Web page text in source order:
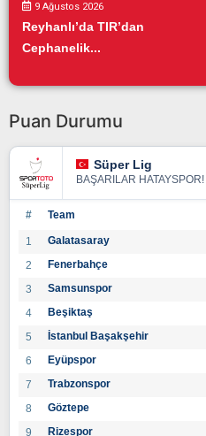
9 Ağustos 2026
Reyhanlı’da TIR’dan
Cephanelik...
Puan Durumu
Süper Lig
BAŞARILAR HATAYSPOR!
# Team
1 Galatasaray
2
Fenerbahçe
3
Samsunspor
4
Beşiktaş
5
İstanbul Başakşehir
6
Eyüpspor
7
Trabzonspor
8
Göztepe
9
Rizespor